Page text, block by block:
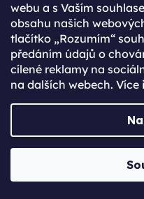
webu a s Vaším
obsahu našich
tlačítko „Rozumím“
předáním údajů o
cílené reklamy na
na dalších webech.
Poznej náš
Jabkolevně